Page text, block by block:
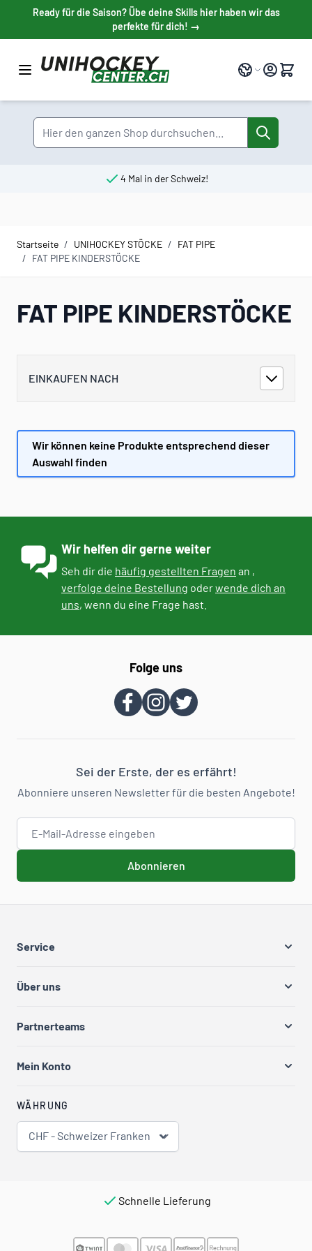
Direkt zum Inhalt
Ready für die Saison? Übe deine Skills hier haben wir das
perfekte für dich! →
Sprache
Suche
4 Mal in der Schweiz!
Startseite / UNIHOCKEY STÖCKE / FAT PIPE
/ FAT PIPE KINDERSTÖCKE
FAT PIPE KINDERSTÖCKE
EINKAUFEN NACH
Wir können keine Produkte entsprechend dieser
Auswahl finden
Wir helfen dir gerne weiter
Seh dir die häufig gestellten Fragen an ,
verfolge deine Bestellung oderwende dich an
uns, wenn du eine Frage hast.
Folge uns
Sei der Erste, der es erfährt!
Abonniere unseren Newsletter für die besten Angebote!
E-Mail-Adresse
Abonnieren
Service
Über uns
Partnerteams
Mein Konto
WÄHRUNG
CHF - Schweizer Franken
Schnelle Lieferung